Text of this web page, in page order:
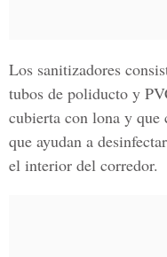
Los sanitizadores
tubos de poliducto y
cubierta con lona y que
que ayudan a
el interior del corredor.